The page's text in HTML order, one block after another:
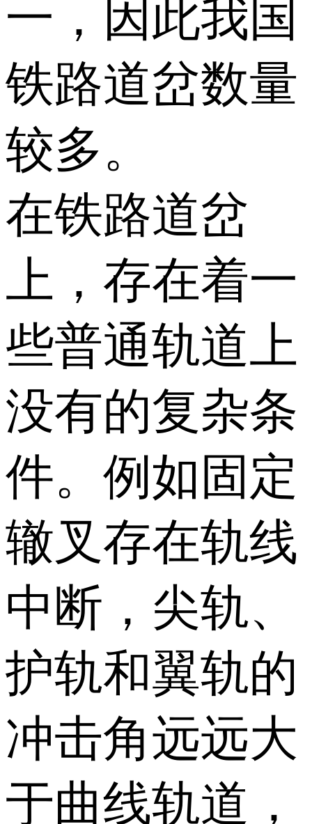
一，因此我国
铁路道岔数量
较多。
在铁路道岔
上，存在着一
些普通轨道上
没有的复杂条
件。例如固定
辙叉存在轨线
中断，尖轨、
护轨和翼轨的
冲击角远远大
于曲线轨道，